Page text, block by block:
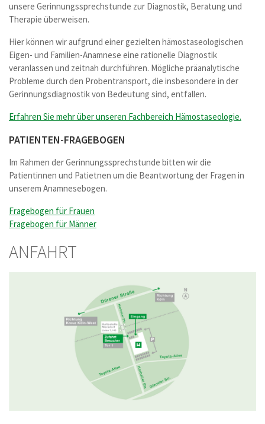
unsere Gerinnungssprechstunde zur Diagnostik, Beratung und
Therapie überweisen.
Hier können wir aufgrund einer gezielten hämostaseologischen
Eigen- und Familien-Anamnese eine rationelle Diagnostik
veranlassen und zeitnah durchführen. Mögliche präanalytische
Probleme durch den Probentransport, die insbesondere in der
Gerinnungsdiagnostik von Bedeutung sind, entfallen.
Erfahren Sie mehr über unseren Fachbereich Hämostaseologie.
PATIENTEN-FRAGEBOGEN
Im Rahmen der Gerinnungssprechstunde bitten wir die
Patientinnen und Patietnen um die Beantwortung der Fragen in
unserem Anamnesebogen.
Fragebogen für Frauen
Fragebogen für Männer
ANFAHRT